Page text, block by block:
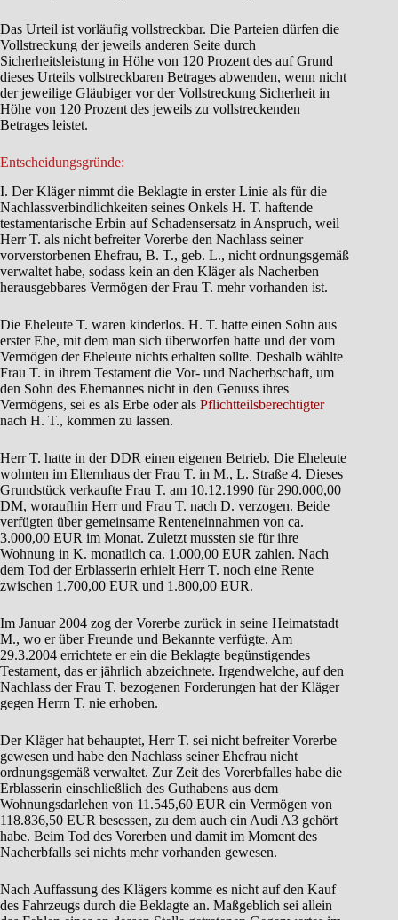
Das Urteil ist vorläufig vollstreckbar. Die Parteien dürfen die
Vollstreckung der jeweils anderen Seite durch
Sicherheitsleistung in Höhe von 120 Prozent des auf Grund
dieses Urteils vollstreckbaren Betrages abwenden, wenn nicht
der jeweilige Gläubiger vor der Vollstreckung Sicherheit in
Höhe von 120 Prozent des jeweils zu vollstreckenden
Betrages leistet.
Entscheidungsgründe:
I. Der Kläger nimmt die Beklagte in erster Linie als für die
Nachlassverbindlichkeiten seines Onkels H. T. haftende
testamentarische Erbin auf Schadensersatz in Anspruch, weil
Herr T. als nicht befreiter Vorerbe den Nachlass seiner
vorverstorbenen Ehefrau, B. T., geb. L., nicht ordnungsgemäß
verwaltet habe, sodass kein an den Kläger als Nacherben
herausgebbares Vermögen der Frau T. mehr vorhanden ist.
Die Eheleute T. waren kinderlos. H. T. hatte einen Sohn aus
erster Ehe, mit dem man sich überworfen hatte und der vom
Vermögen der Eheleute nichts erhalten sollte. Deshalb wählte
Frau T. in ihrem Testament die Vor- und Nacherbschaft, um
den Sohn des Ehemannes nicht in den Genuss ihres
Vermögens, sei es als Erbe oder als Pflichtteilsberechtigter
nach H. T., kommen zu lassen.
Herr T. hatte in der DDR einen eigenen Betrieb. Die Eheleute
wohnten im Elternhaus der Frau T. in M., L. Straße 4. Dieses
Grundstück verkaufte Frau T. am 10.12.1990 für 290.000,00
DM, woraufhin Herr und Frau T. nach D. verzogen. Beide
verfügten über gemeinsame Renteneinnahmen von ca.
3.000,00 EUR im Monat. Zuletzt mussten sie für ihre
Wohnung in K. monatlich ca. 1.000,00 EUR zahlen. Nach
dem Tod der Erblasserin erhielt Herr T. noch eine Rente
zwischen 1.700,00 EUR und 1.800,00 EUR.
Im Januar 2004 zog der Vorerbe zurück in seine Heimatstadt
M., wo er über Freunde und Bekannte verfügte. Am
29.3.2004 errichtete er ein die Beklagte begünstigendes
Testament, das er jährlich abzeichnete. Irgendwelche, auf den
Nachlass der Frau T. bezogenen Forderungen hat der Kläger
gegen Herrn T. nie erhoben.
Der Kläger hat behauptet, Herr T. sei nicht befreiter Vorerbe
gewesen und habe den Nachlass seiner Ehefrau nicht
ordnungsgemäß verwaltet. Zur Zeit des Vorerbfalles habe die
Erblasserin einschließlich des Guthabens aus dem
Wohnungsdarlehen von 11.545,60 EUR ein Vermögen von
118.836,50 EUR besessen, zu dem auch ein Audi A3 gehört
habe. Beim Tod des Vorerben und damit im Moment des
Nacherbfalls sei nichts mehr vorhanden gewesen.
Nach Auffassung des Klägers komme es nicht auf den Kauf
des Fahrzeugs durch die Beklagte an. Maßgeblich sei allein